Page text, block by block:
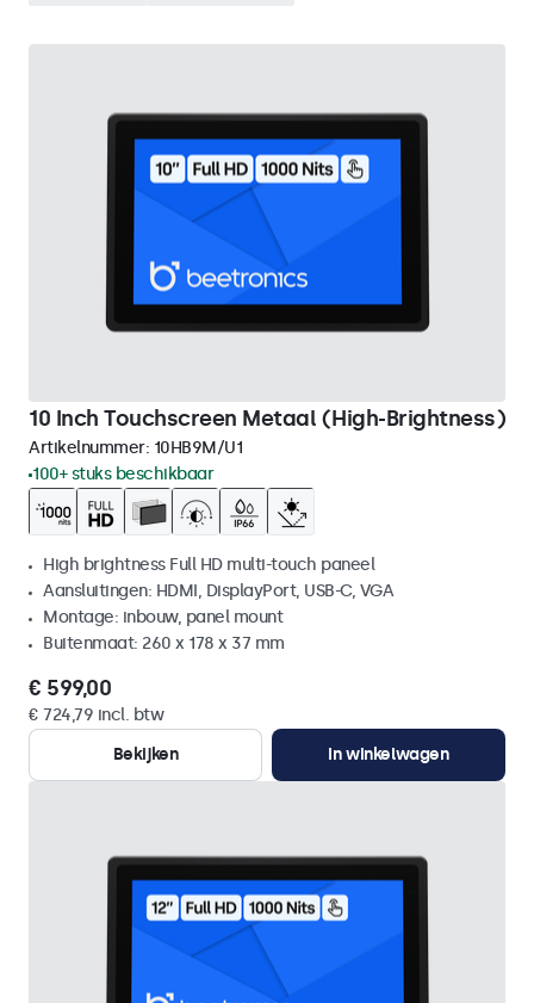
10 Inch Touchscreen Metaal (High-Brightness)
Artikelnummer: 10HB9M/U1
100+ stuks beschikbaar
High brightness Full HD multi-touch paneel
Aansluitingen: HDMI, DisplayPort, USB-C, VGA
Montage: inbouw, panel mount
Buitenmaat: 260 x 178 x 37 mm
€ 599,00
€ 724,79 incl. btw
Bekijken
In winkelwagen